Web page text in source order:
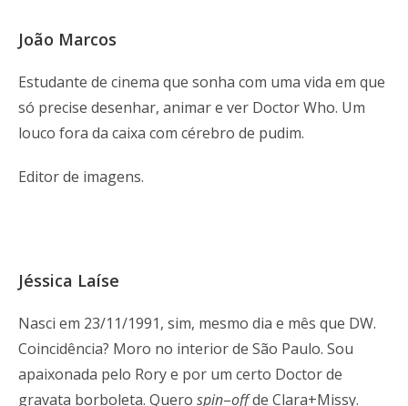
João Marcos
Estudante de cinema que sonha com uma vida em que
só precise desenhar, animar e ver Doctor Who. Um
louco fora da caixa com cérebro de pudim.
Editor de imagens.
Jéssica Laíse
Nasci em 23/11/1991, sim, mesmo dia e mês que DW.
Coincidência? Moro no interior de São Paulo. Sou
apaixonada pelo Rory e por um certo Doctor de
gravata borboleta. Quero spin–offde Clara+Missy.